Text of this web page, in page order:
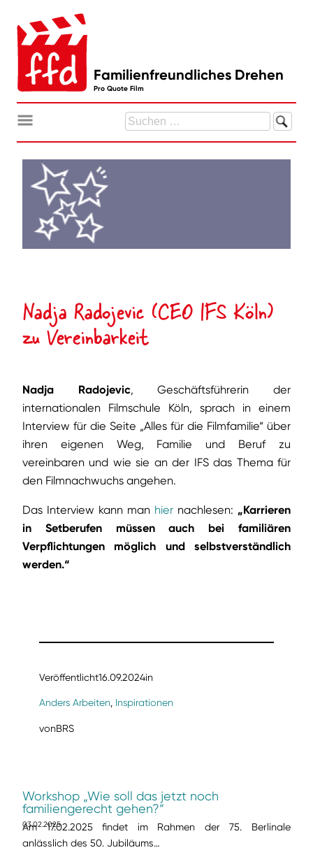
Inhalt
springen
Familienfreundliches Drehen
Pro Quote Film
Suchen
Nadja Radojevic (CEO IFS Köln)
zu Vereinbarkeit
Nadja Radojevic, Geschäftsführerin der
internationalen Filmschule Köln, sprach in einem
Interview für die Seite „Alles für die Filmfamilie“ über
ihren eigenen Weg, Familie und Beruf zu
vereinbaren und wie sie an der IFS das Thema für
den Filmnachwuchs angehen.
Das Interview kann man hier nachlesen: „Karrieren
in Setberufen müssen auch bei familiären
Verpflichtungen möglich und selbstverständlich
werden.“
Veröffentlicht16.09.2024in
Anders Arbeiten, Inspirationen
vonBRS
Workshop „Wie soll das jetzt noch
familiengerecht gehen?“
03.02.2025
Am 17.02.2025 findet im Rahmen der 75. Berlinale
anlässlich des 50. Jubiläums…